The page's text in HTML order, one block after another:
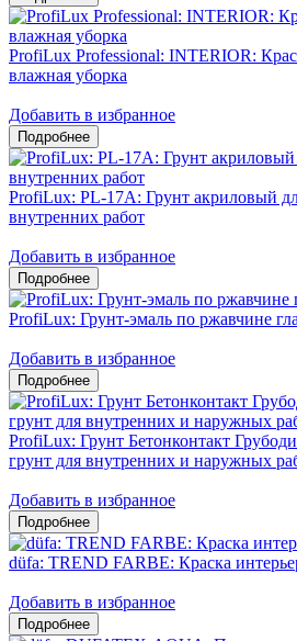
ProfiLux Professional: INTERIOR:
влажная уборка
Добавить в избранное
ProfiLux: PL-17A: Грунт акриловый
внутренних работ
Добавить в избранное
ProfiLux: Грунт-эмаль по ржавчине
Добавить в избранное
ProfiLux: Грунт Бетонконтакт
грунт для внутренних и наружных
Добавить в избранное
düfa: TREND FARBE: Краска
Добавить в избранное